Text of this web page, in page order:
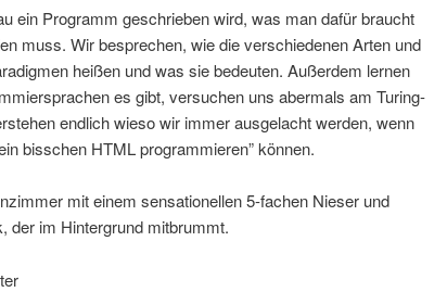
ein Programm geschrieben wird, was man dafür braucht
muss. Wir besprechen, wie die verschiedenen Arten und
heißen und was sie bedeuten. Außerdem lernen
es gibt, versuchen uns abermals am Turing-
endlich wieso wir immer ausgelacht werden, wenn
bisschen HTML programmieren” können.
mit einem sensationellen 5-fachen Nieser und
der im Hintergrund mitbrummt.